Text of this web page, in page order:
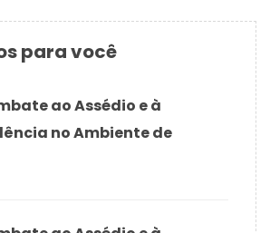
para você
ao Assédio e à
no Ambiente de